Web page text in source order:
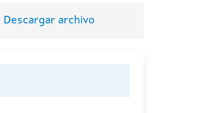
Descargar archivo